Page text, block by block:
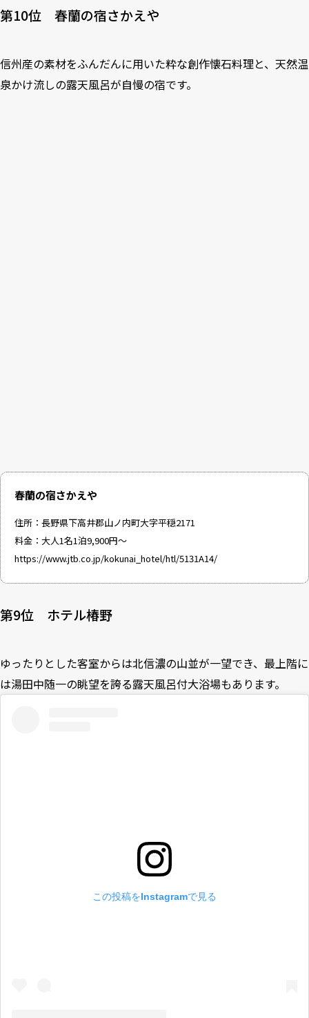
第10位 春蘭の宿さかえや
信州産の素材をふんだんに用いた粋な創作懐石料理と、天然温
泉かけ流しの露天風呂が自慢の宿です。
春蘭の宿さかえや
住所：長野県下高井郡山ノ内町大字平穏2171
料金：大人1名1泊9,900円～
https://www.jtb.co.jp/kokunai_hotel/htl/5131A14/
第9位 ホテル椿野
ゆったりとした客室からは北信濃の山並が一望でき、最上階に
は湯田中随一の眺望を誇る露天風呂付大浴場もあります。
この投稿をInstagramで見る